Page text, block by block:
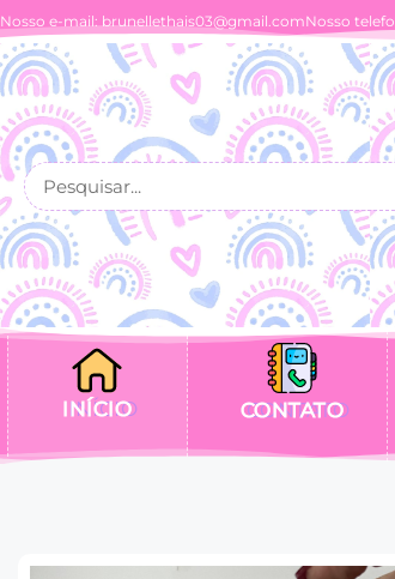
Nosso e-mail:brunellethais03@gmail.comNosso
INÍCIO CONTATO